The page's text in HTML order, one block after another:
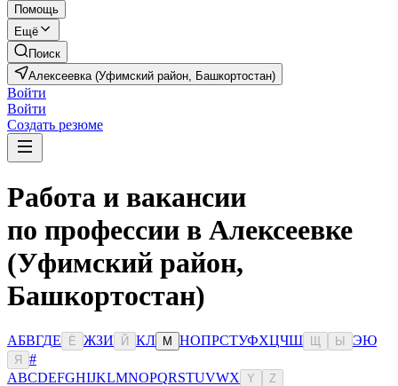
Помощь
Ещё
Поиск
Алексеевка (Уфимский район, Башкортостан)
Войти
Войти
Создать резюме
Работа и вакансии
по профессии в Алексеевке
(Уфимский район,
Башкортостан)
АБВГДЕ Ё ЖЗИ Й КЛ М НОПРСТУФХЦЧШ Ы ЭЮ
Я
#
ABCDEFGHIJKLMNOPQRSTUVWX Y Z